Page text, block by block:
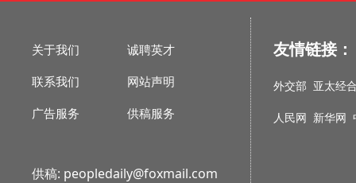
关于我们
联系我们
广告服务
诚聘英才
网站声明
供稿服务
供稿: peopledaily@foxmail.com
友情链接：
外交部 亚太经
人民网 新华网